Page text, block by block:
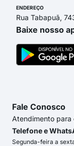
ENDEREÇO
Rua Tabapuã,
Baixe nosso
Fale Conosco
Atendimento para
Telefone e
Segunda-feira a